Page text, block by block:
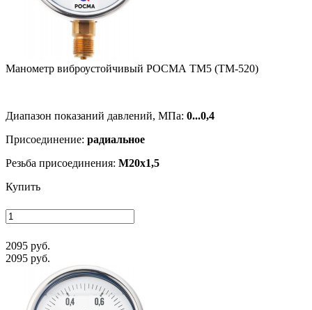
Манометр виб­ро­ус­той­чи­вый РОСМА ТМ5 (ТМ-520)
Диапазон показаний давлений, МПа: 0...0,4
Присоединение: радиальное
Резьба присоединения: M20x1,5
Купить
2095 руб.
2095 руб.